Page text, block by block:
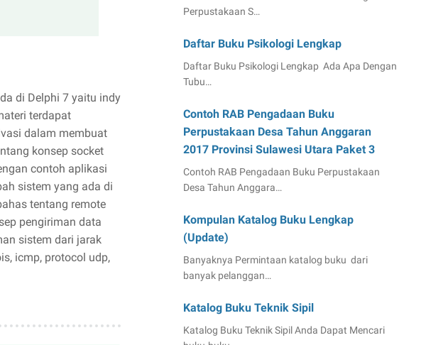
di Delphi 7 yaitu indy
terdapat
dalam membuat
konsep socket
contoh aplikasi
sistem yang ada di
tentang remote
pengiriman data
sistem dari jarak
icmp, protocol udp,
Perpustakaan S…
Daftar Buku Psikologi Lengkap
Daftar Buku Psikologi Lengkap Ada Apa Dengan
Tubu…
Contoh RAB Pengadaan Buku
Perpustakaan Desa Tahun Anggaran
2017 Provinsi Sulawesi Utara Paket 3
Contoh RAB Pengadaan Buku Perpustakaan
Desa Tahun Anggara…
Kompulan Katalog Buku Lengkap
(Update)
Banyaknya Permintaan katalog buku dari
banyak pelanggan…
Katalog Buku Teknik Sipil
Katalog Buku Teknik Sipil Anda Dapat Mencari